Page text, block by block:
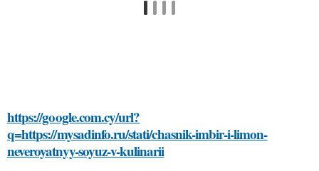
https://google.com.cy/url?
q=https://mysadinfo.ru/stati/chasnik-imbir-i-limon-
neveroyatnyy-soyuz-v-kulinarii